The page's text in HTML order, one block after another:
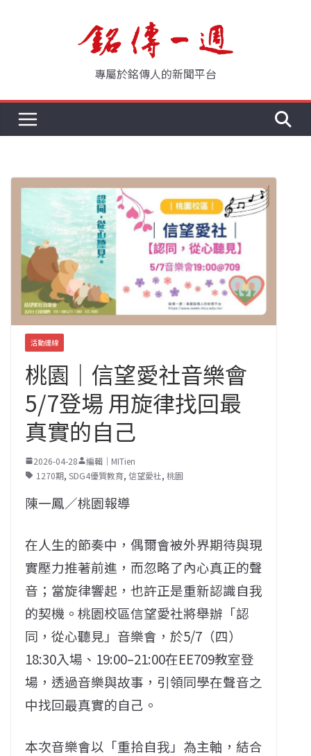
專屬於銘傳人的新聞平台
活動連線
桃園｜信望愛社音樂會
5/7登場 用旋律找回最
真實的自己
2026-04-28
編輯｜MITien
1270期, SDG4優質教育, 信望愛社, 桃園
陳一鳳／桃園報導
在人生的節奏中，偶爾會被外界期待與現
實壓力推著前進，而忽略了內心真正的聲
音；當旋律響起，也許正是重新認識自我
的契機。桃園校區信望愛社將舉辦「認
同，從心聽見」音樂會，於5/7（四）
18:30入場、19:00–21:00在EE709教室登
場，透過音樂與故事，引領同學在聲音之
中找回最真實的自己。
本次音樂會以「重拾自我」為主軸，結合